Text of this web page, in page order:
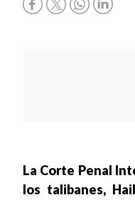
La Corte Penal
los talibanes,